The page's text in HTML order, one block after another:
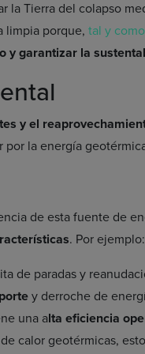
la Tierra del colapso
limpia porque, tal y
y garantizar la
y el
por la energía
de esta fuente de
. Por ejemplo:
de paradas y
y derroche de
una alta eficiencia
calor geotérmicas,